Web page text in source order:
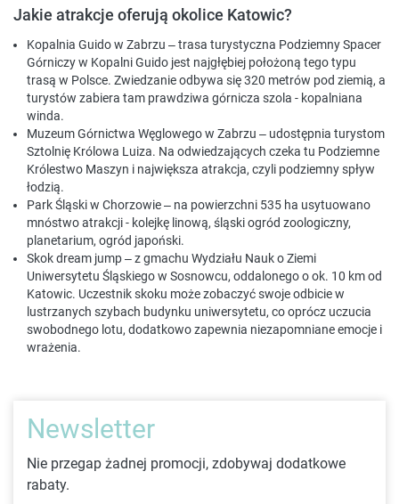
Jakie atrakcje oferują okolice Katowic?
Kopalnia Guido w Zabrzu – trasa turystyczna Podziemny Spacer
Górniczy w Kopalni Guido jest najgłębiej położoną tego typu
trasą w Polsce. Zwiedzanie odbywa się 320 metrów pod ziemią, a
turystów zabiera tam prawdziwa górnicza szola - kopalniana
winda.
Muzeum Górnictwa Węglowego w Zabrzu – udostępnia turystom
Sztolnię Królowa Luiza. Na odwiedzających czeka tu Podziemne
Królestwo Maszyn i największa atrakcja, czyli podziemny spływ
łodzią.
Park Śląski w Chorzowie– na powierzchni 535 ha usytuowano
mnóstwo atrakcji - kolejkę linową, śląski ogród zoologiczny,
planetarium, ogród japoński.
Skok dream jump– z gmachu Wydziału Nauk o Ziemi
Uniwersytetu Śląskiego w Sosnowcu, oddalonego o ok. 10 km od
Katowic. Uczestnik skoku może zobaczyć swoje odbicie w
lustrzanych szybach budynku uniwersytetu, co oprócz uczucia
swobodnego lotu, dodatkowo zapewnia niezapomniane emocje i
wrażenia.
Newsletter
Nie przegap żadnej promocji, zdobywaj dodatkowe
rabaty.